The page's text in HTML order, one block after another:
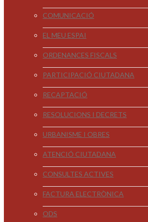
COMUNICACIÓ
EL MEU ESPAI
ORDENANCES FISCALS
PARTICIPACIÓ CIUTADANA
RECAPTACIÓ
RESOLUCIONS I DECRETS
URBANISME I OBRES
ATENCIÓ CIUTADANA
CONSULTES ACTIVES
FACTURA ELECTRÒNICA
ODS